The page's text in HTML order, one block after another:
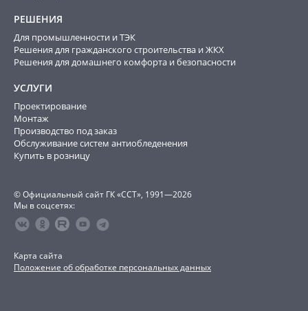
РЕШЕНИЯ
Для промышленности и ТЭК
Решения для гражданского строительства и ЖКХ
Решения для домашнего комфорта и безопасности
УСЛУГИ
Проектирование
Монтаж
Производство под заказ
Обслуживание систем антиобледенения
Купить в розницу
© Официальный сайт ГК «ССТ», 1991—2026
Мы в соцсетях:
Карта сайта
Положение об обработке персональных данных